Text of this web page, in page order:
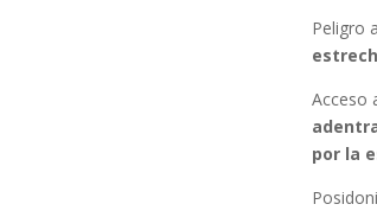
Peligro
Acceso
por la